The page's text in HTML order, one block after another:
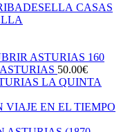
CASAS
160
50.00€
LA QUINTA
VIAJE EN EL TIEMPO